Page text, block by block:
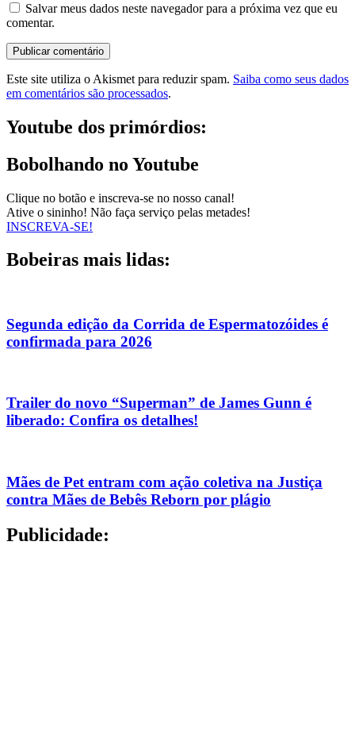
Salvar meus dados neste navegador para a próxima vez que eu
comentar.
Este site utiliza o Akismet para reduzir spam. Saiba como seus dados
em comentários são processados.
Youtube dos primórdios:
Bobolhando no Youtube
Clique no botão e inscreva-se no nosso canal!
Ative o sininho! Não faça serviço pelas metades!
INSCREVA-SE!
Bobeiras mais lidas:
Segunda edição da Corrida de Espermatozóides é
confirmada para 2026
Trailer do novo “Superman” de James Gunn é
liberado: Confira os detalhes!
Mães de Pet entram com ação coletiva na Justiça
contra Mães de Bebês Reborn por plágio
Publicidade: